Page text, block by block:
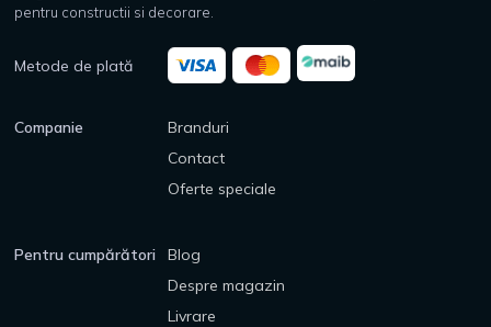
pentru constructii si decorare.
Metode de plată
Companie
Branduri
Contact
Oferte speciale
Pentru cumpărători
Blog
Despre magazin
Livrare